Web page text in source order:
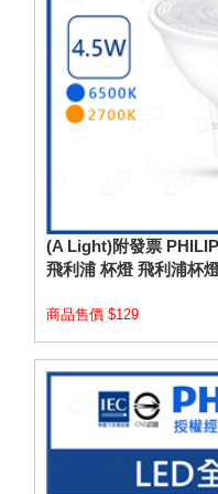
(A Light)附發票
飛利浦 杯燈 飛利浦杯
商品售價 $129